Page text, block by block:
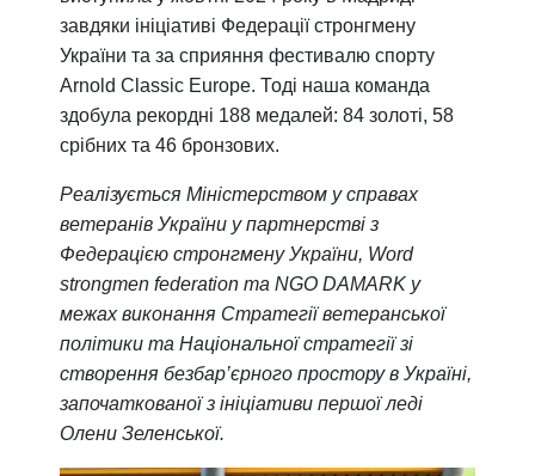
завдяки ініціативі Федерації стронгмену
України та за сприяння фестивалю спорту
Arnold Classic Europe. Тоді наша команда
здобула рекордні 188 медалей: 84 золоті, 58
срібних та 46 бронзових.
Реалізується Міністерством у справах
ветеранів України у партнерстві з
Федерацією стронгмену України, Word
strongmen federation та NGO DAMARK у
межах виконання Стратегії ветеранської
політики та Національної стратегії зі
створення безбар’єрного простору в Україні,
започаткованої з ініціативи першої леді
Олени Зеленської.